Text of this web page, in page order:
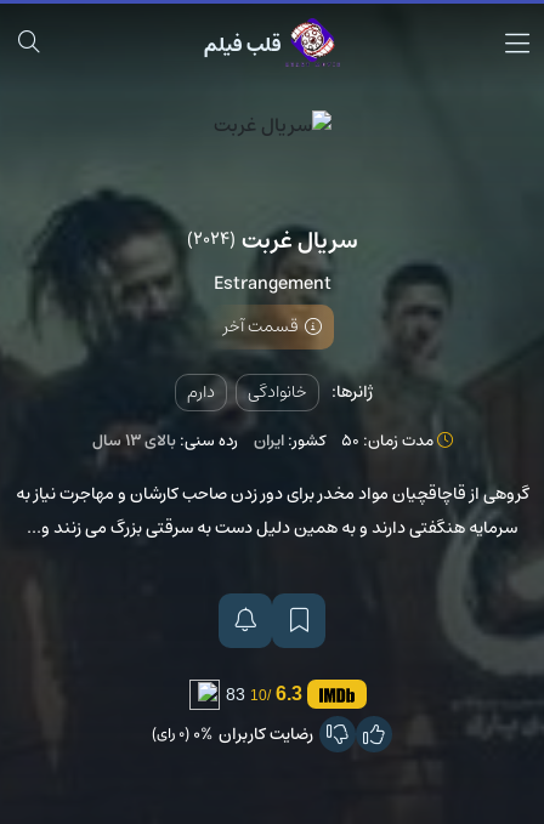
قلب فیلم
سریال غربت (2024)
Estrangement
قسمت آخر
ژانرها: خانوادگی دارم
مدت زمان: 50 کشور:ایران رده سنی:بالای ۱۳ سال
گروهی از قاچاقچیان مواد مخدر برای دور زدن صاحب کارشان و مهاجرت نیاز به
سرمایه هنگفتی دارند و به همین دلیل دست به سرقتی بزرگ می زنند و...
6.3
/10
83
رضایت کاربران 0%(0 رای)